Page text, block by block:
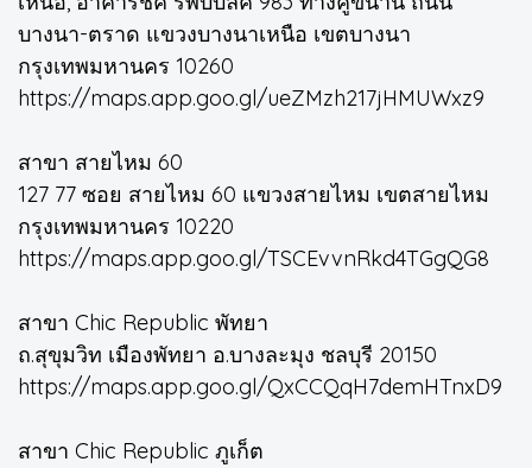
บางนา-ตราด แขวงบางนาเหนือ เขตบางนา
กรุงเทพมหานคร 10260
https://maps.app.goo.gl/ueZMzh217jHMUWxz9
สาขา สายไหม 60
127 77 ซอย สายไหม 60 แขวงสายไหม เขตสายไหม
กรุงเทพมหานคร 10220
https://maps.app.goo.gl/TSCEvvnRkd4TGgQG8
สาขา Chic Republic พัทยา
ถ.สุขุมวิท เมืองพัทยา อ.บางละมุง ชลบุรี 20150
https://maps.app.goo.gl/QxCCQqH7demHTnxD9
สาขา Chic Republic ภูเก็ต